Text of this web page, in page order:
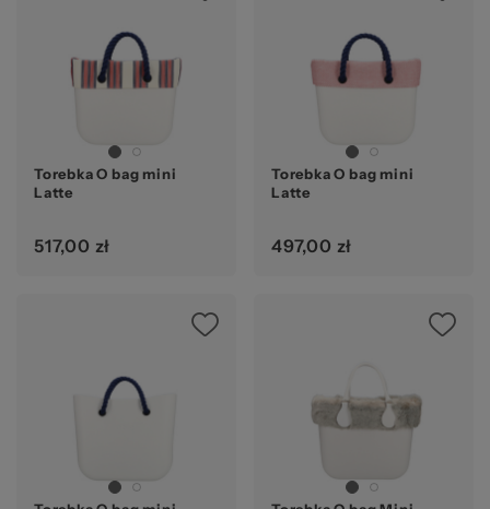
Torebka O bag mini
Latte
517,00 zł
Torebka O bag mini
Latte
497,00 zł